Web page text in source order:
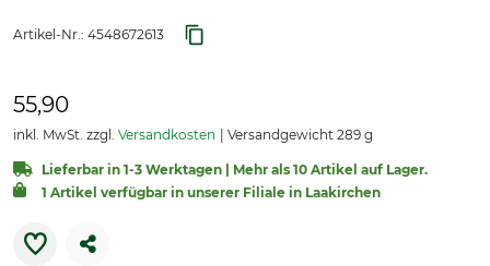
Artikel-Nr.: 4548672613
55,90
inkl. MwSt. zzgl. Versandkosten Versandgewicht 289 g
Lieferbar in 1-3 Werktagen | Mehr als 10 Artikel auf Lager.
1 Artikel verfügbar in unserer Filiale in Laakirchen